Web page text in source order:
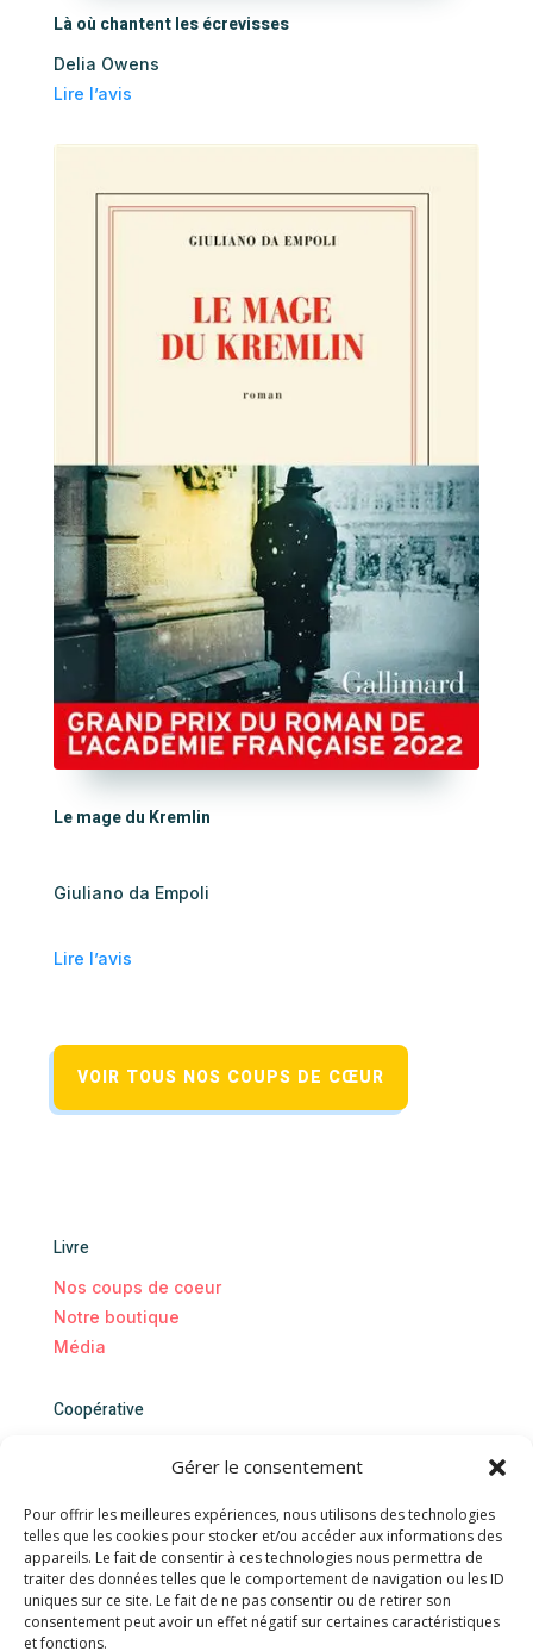
Gérer le consentement
Pour offrir les meilleures expériences, nous utilisons des technologies
telles que les cookies pour stocker et/ou accéder aux informations des
appareils. Le fait de consentir à ces technologies nous permettra de
traiter des données telles que le comportement de navigation ou les ID
uniques sur ce site. Le fait de ne pas consentir ou de retirer son
consentement peut avoir un effet négatif sur certaines caractéristiques
et fonctions.
Là où chantent les écrevisses
Delia Owens
Lire l’avis
Le mage du Kremlin
Giuliano da Empoli
Lire l’avis
VOIR TOUS NOS COUPS DE CŒUR
Livre
Nos coups de coeur
Notre boutique
Média
Coopérative
Evénements
Qui sommes-nous
Contact
Nous contacter